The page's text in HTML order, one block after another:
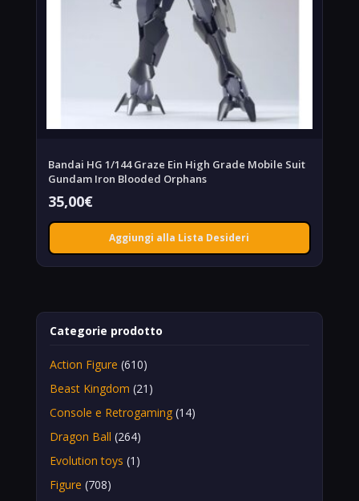
Bandai HG 1/144 Graze Ein High Grade Mobile Suit
Gundam Iron Blooded Orphans
35,00€
Aggiungi alla Lista Desideri
Categorie prodotto
Action Figure (610)
Beast Kingdom (21)
Console e Retrogaming (14)
Dragon Ball (264)
Evolution toys (1)
Figure (708)